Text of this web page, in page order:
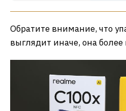
Обратите внимание, что
выглядит иначе, она более